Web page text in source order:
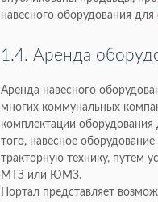
навесного оборудования для
1.4. Аренда
Аренда навесного
многих коммунальных
комплектации
того, навесное
тракторную технику, путем
МТЗ или ЮМЗ.
Портал представляет